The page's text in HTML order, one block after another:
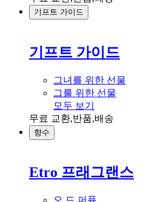
기프트 가이드
기프트 가이드
그녀를 위한 선물
그를 위한 선물
모두 보기
무료 교환,반품,배송
향수
Etro 프래그랜스